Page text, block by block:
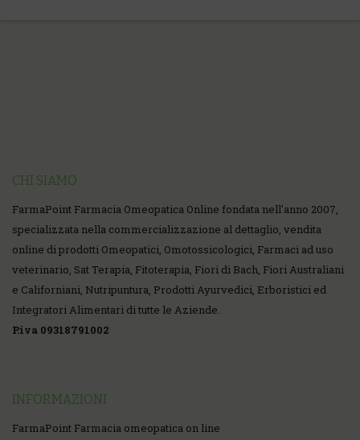
CHI SIAMO
FarmaPoint Farmacia Omeopatica Online fondata nell'anno 2007,
specializzata nella commercializzazione al dettaglio, vendita
online di prodotti Omeopatici, Omotossicologici, Farmaci ad uso
veterinario, Sat Terapia, Fitoterapia, Fiori di Bach, Fiori Australiani
e Californiani, Nutripuntura, Prodotti Ayurvedici, Erboristici ed
Integratori Alimentari di tutte le Aziende.
P.iva 09318791002
INFORMAZIONI
FarmaPoint Farmacia omeopatica on line